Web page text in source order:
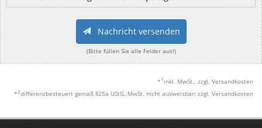
Nachricht versenden
(Bitte füllen Sie alle Felder aus!)
* 1 inkl. MwSt.; zzgl. Versandkosten
*2differenzbesteuert gemäß §25a UStG.;MwSt. nicht ausweisbar; zzgl. Versandkosten